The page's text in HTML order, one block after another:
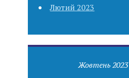
Лютий 2023
Жовтень 2023